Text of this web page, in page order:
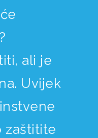
ali je
Uvijek
zaštitite